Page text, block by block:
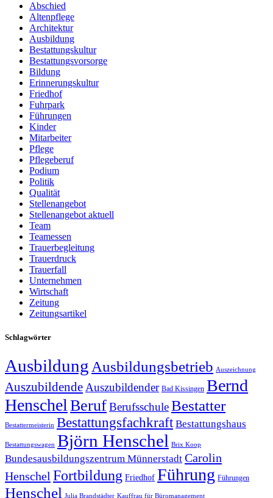
Abschied
Altenpflege
Architektur
Ausbildung
Bestattungskultur
Bestattungsvorsorge
Bildung
Erinnerungskultur
Friedhof
Fuhrpark
Führungen
Kinder
Mitarbeiter
Pflege
Pflegeberuf
Podium
Politik
Qualität
Stellenangebot
Stellenangebot aktuell
Team
Teamessen
Trauerbegleitung
Trauerdruck
Trauerfall
Unternehmen
Wirtschaft
Zeitung
Zeitungsartikel
Schlagwörter
Ausbildung Ausbildungsbetrieb Auszeichnung
AuszubildendeAuszubildender Bad Kissingen Bernd
HenschelBerufBerufsschuleBestatter
Bestattermeisterin Bestattungsfachkraft Bestattungshaus
Bestattungswagen Björn Henschel Brix Koop
Bundesausbildungszentrum Münnerstadt Carolin
Henschel Fortbildung Friedhof Führung Führungen
Henschel Julia Brandstädter Kauffrau für Büromanagement